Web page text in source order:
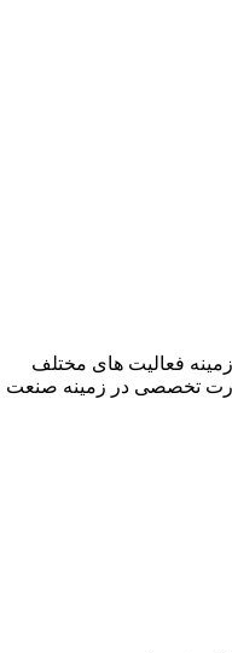
زمینه فعالیت های مختلف
تخصصی در زمینه صنعت